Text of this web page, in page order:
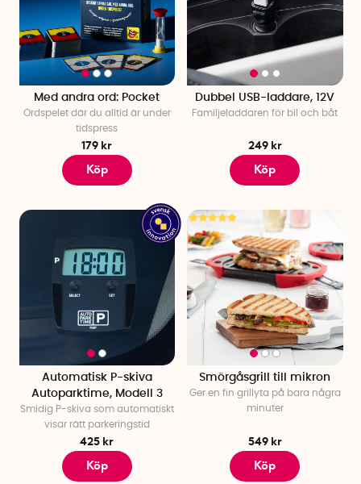
Med andra ord: Pocket
Ordspelet där du alltid är under
tidspress
179 kr
Köp
Dubbel USB-laddare, 12V
Familjeladdaren för bil och båt
249 kr
Köp
Automatisk P-skiva
Autoparktime, Modell 3
Smidig P-skiva som automatiskt
visar rätt parkeringstid
425 kr
Köp
Smörgåsgrill till mikron
Ger en fin grillyta på bara några
minuter
549 kr
Köp